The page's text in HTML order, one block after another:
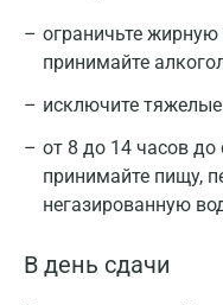
ограничьте
принимайте
исключите
от 8 до 14 часов
принимайте пищу,
негазированную
В день сдачи